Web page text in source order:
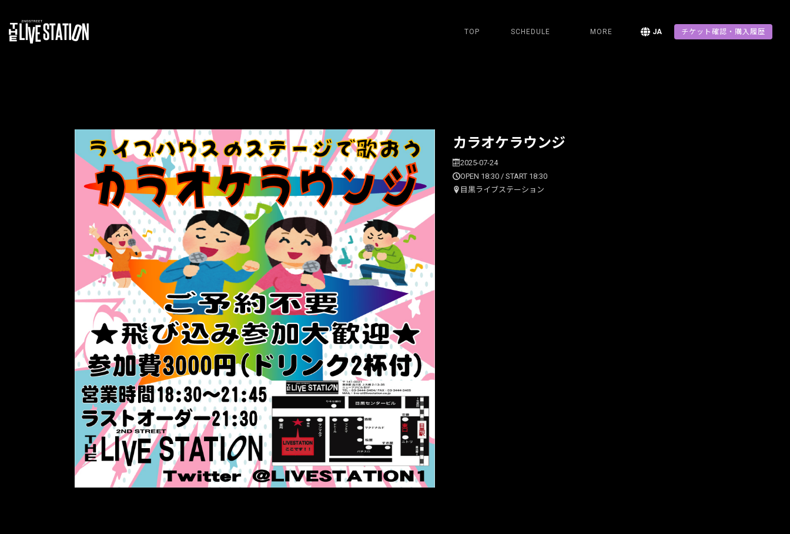
TOP SCHEDULE MORE JA チケット確認・購入履歴
カラオケラウンジ
2025-07-24
OPEN 18:30 / START 18:30
目黒ライブステーション